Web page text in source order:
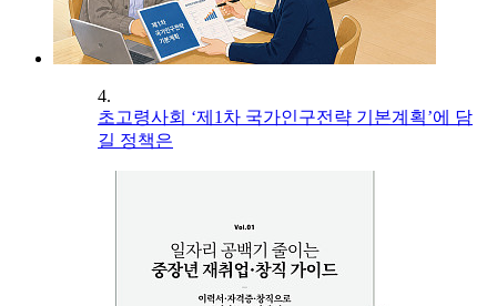
4.
초고령사회 ‘제1차 국가인구전략 기본계획’에 담
길 정책은